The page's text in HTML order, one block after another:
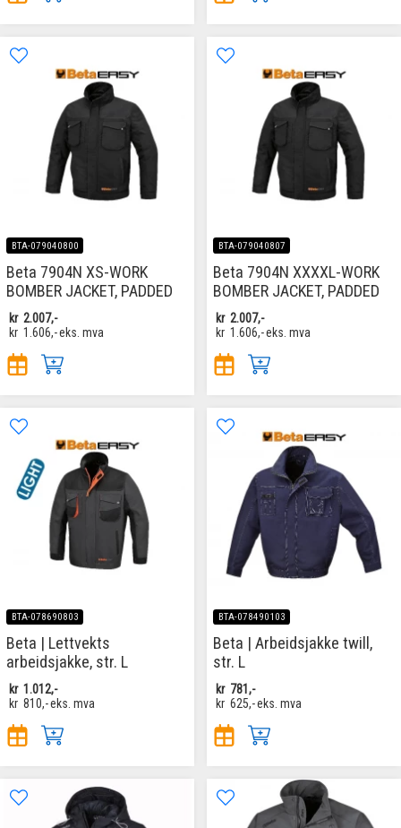
BTA-079040800
Beta 7904N XS-WORK
BOMBER JACKET, PADDED
kr 2.007,-
kr 1.606,-eks. mva
BTA-079040807
Beta 7904N XXXXL-WORK
BOMBER JACKET, PADDED
kr 2.007,-
kr 1.606,-eks. mva
BTA-078690803
Beta | Lettvekts
arbeidsjakke, str. L
kr 1.012,-
kr 810,-eks. mva
BTA-078490103
Beta | Arbeidsjakke twill,
str. L
kr 781,-
kr 625,-eks. mva